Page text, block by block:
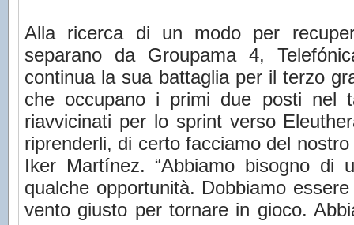
Alla ricerca di un modo per
separano da Groupama 4,
continua la sua battaglia per il terzo
che occupano i primi due posti nel
riavvicinati per lo sprint verso
riprenderli, di certo facciamo del
Iker Martínez. “Abbiamo bisogno di
qualche opportunità. Dobbiamo
vento giusto per tornare in gioco.